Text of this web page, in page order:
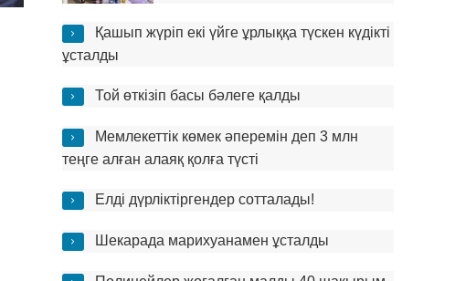
Қашып жүріп екі үйге ұрлыққа түскен күдікті
ұсталды
Той өткізіп басы бәлеге қалды
Мемлекеттік көмек әперемін деп 3 млн
теңге алған алаяқ қолға түсті
Елді дүрліктіргендер сотталады!
Шекарада марихуанамен ұсталды